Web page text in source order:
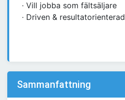
∙ Vill jobba som fältsäljare
∙ Driven & resultatorienterad
Sammanfattning